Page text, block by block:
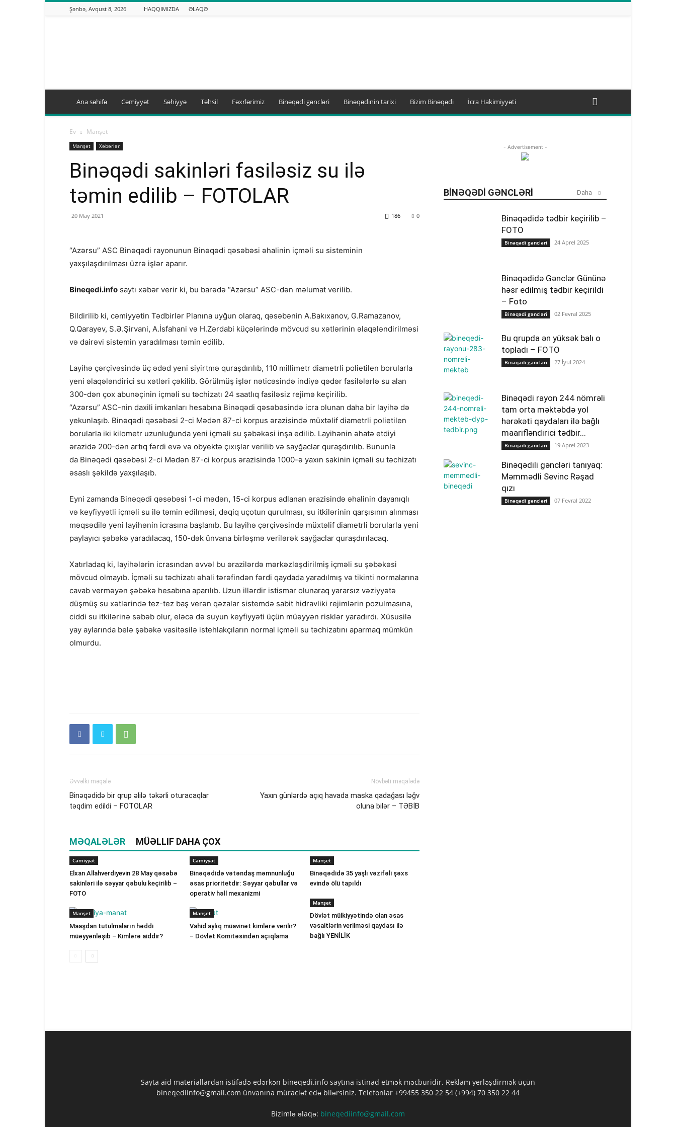
Şənbə, Avqust 8, 2026 HAQQIMIZDA ƏLAQƏ
Ana səhifə Cəmiyyət Səhiyyə Təhsil Fəxrlərimiz Binəqədi gəncləri Binəqədinin tarixi Bizim Binəqədi İcra Hakimiyyəti
Ev Manşet
Manşet Xəbərlər
Binəqədi sakinləri fasiləsiz su ilə
təmin edilib – FOTOLAR
20 May 2021 0
186
“Azərsu” ASC Binəqədi rayonunun Binəqədi qəsəbəsi əhalinin içməli su sisteminin
yaxşılaşdırılması üzrə işlər aparır.
Bineqedi.info saytı xəbər verir ki, bu barədə “Azərsu” ASC-dən məlumat verilib.
Bildirilib ki, cəmiyyətin Tədbirlər Planına uyğun olaraq, qəsəbənin A.Bakıxanov, G.Ramazanov,
Q.Qarayev, S.Ə.Şirvani, A.İsfahani və H.Zərdabi küçələrində mövcud su xətlərinin əlaqələndirilməsi
və dairəvi sistemin yaradılması təmin edilib.
Layihə çərçivəsində üç ədəd yeni siyirtmə quraşdırılıb, 110 millimetr diametrli polietilen borularla
yeni əlaqələndirici su xətləri çəkilib. Görülmüş işlər nəticəsində indiyə qədər fasilələrlə su alan
300-dən çox abunəçinin içməli su təchizatı 24 saatlıq fasiləsiz rejimə keçirilib.
“Azərsu” ASC-nin daxili imkanları hesabına Binəqədi qəsəbəsində icra olunan daha bir layihə də
yekunlaşıb. Binəqədi qəsəbəsi 2-ci Mədən 87-ci korpus ərazisində müxtəlif diametrli polietilen
borularla iki kilometr uzunluğunda yeni içməli su şəbəkəsi inşa edilib. Layihənin əhatə etdiyi
ərazidə 200-dən artıq fərdi evə və obyektə çıxışlar verilib və sayğaclar quraşdırılıb. Bununla
da Binəqədi qəsəbəsi 2-ci Mədən 87-ci korpus ərazisində 1000-ə yaxın sakinin içməli su təchizatı
əsaslı şəkildə yaxşılaşıb.
Eyni zamanda Binəqədi qəsəbəsi 1-ci mədən, 15-ci korpus adlanan ərazisində əhalinin dayanıqlı
və keyfiyyətli içməli su ilə təmin edilməsi, dəqiq uçotun qurulması, su itkilərinin qarşısının alınması
məqsədilə yeni layihənin icrasına başlanıb. Bu layihə çərçivəsində müxtəlif diametrli borularla yeni
paylayıcı şəbəkə yaradılacaq, 150-dək ünvana birləşmə verilərək sayğaclar quraşdırılacaq.
Xatırladaq ki, layihələrin icrasından əvvəl bu ərazilərdə mərkəzləşdirilmiş içməli su şəbəkəsi
mövcud olmayıb. İçməli su təchizatı əhali tərəfindən fərdi qaydada yaradılmış və tikinti normalarına
cavab verməyən şəbəkə hesabına aparılıb. Uzun illərdir istismar olunaraq yararsız vəziyyətə
düşmüş su xətlərində tez-tez baş verən qəzalar sistemdə sabit hidravliki rejimlərin pozulmasına,
ciddi su itkilərinə səbəb olur, eləcə də suyun keyfiyyəti üçün müəyyən risklər yaradırdı. Xüsusilə
yay aylarında belə şəbəkə vasitəsilə istehlakçıların normal içməli su təchizatını aparmaq mümkün
olmurdu.
Əvvəlki məqalə
Binəqədidə bir qrup əlilə təkərli oturacaqlar
təqdim edildi – FOTOLAR
Növbəti məqalədə
Yaxın günlərdə açıq havada maska qadağası ləğv
oluna bilər – TƏBİB
MƏQALƏLƏR MÜƏLLIF DAHA ÇOX
Cəmiyyət
Elxan Allahverdiyevin 28 May qəsəbə
sakinləri ilə səyyar qəbulu keçirilib –
FOTO
Cəmiyyət
Binəqədidə vətəndaş məmnunluğu
əsas prioritetdir: Səyyar qəbullar və
operativ həll mexanizmi
Manşet
Binəqədidə 35 yaşlı vəzifəli şəxs
evində ölü tapıldı
Manşet
Maaşdan tutulmaların həddi
müəyyənləşib – Kimlərə aiddir?
Manşet
Vahid aylıq müavinət kimlərə verilir?
– Dövlət Komitəsindən açıqlama
Manşet
Dövlət mülkiyyətində olan əsas
vəsaitlərin verilməsi qaydası ilə
bağlı YENİLİK
- Advertisement -
BINƏQƏDI GƏNCLƏRI Daha
Binəqədidə tədbir keçirilib –
FOTO
Binəqədi gəncləri 24 Aprel 2025
Binəqədidə Gənclər Gününə
həsr edilmiş tədbir keçirildi
– Foto
Binəqədi gəncləri 02 Fevral 2025
Bu qrupda ən yüksək balı o
topladı – FOTO
Binəqədi gəncləri 27 İyul 2024
Binəqədi rayon 244 nömrəli
tam orta məktəbdə yol
hərəkəti qaydaları ilə bağlı
maarifləndirici tədbir...
Binəqədi gəncləri 19 Aprel 2023
Binəqədili gəncləri tanıyaq:
Məmmədli Sevinc Rəşad
qızı
Binəqədi gəncləri 07 Fevral 2022
Sayta aid materiallardan istifadə edərkən bineqedi.info saytına istinad etmək məcburidir. Reklam yerləşdirmək üçün
bineqediinfo@gmail.com ünvanına müraciət edə bilərsiniz. Telefonlar +99455 350 22 54 (+994) 70 350 22 44
Bizimlə əlaqə: bineqediinfo@gmail.com